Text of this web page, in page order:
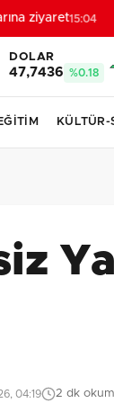
ziyaret15:04
DOLAR
47,7436 %0.18
KÜLTÜR-
04:19 2 dk